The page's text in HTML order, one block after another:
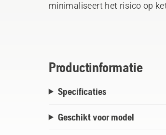
minimaliseert het risico op
Productinformatie
Specificaties
Geschikt voor model